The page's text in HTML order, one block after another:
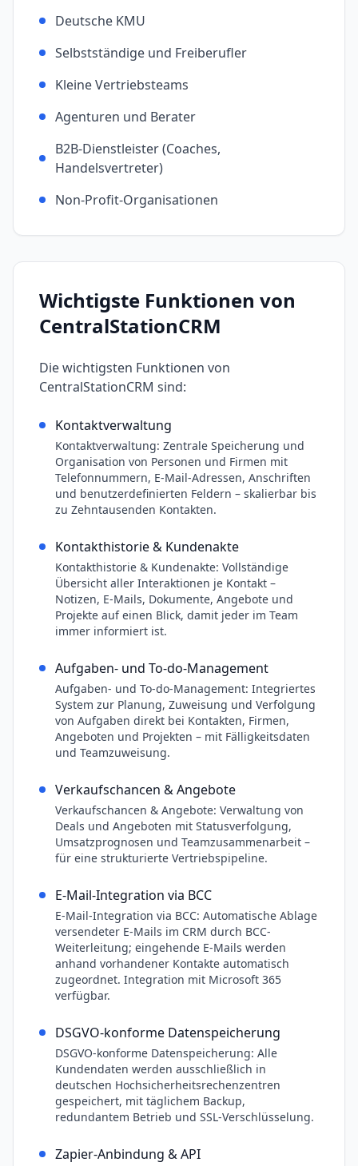
Deutsche KMU
Selbstständige und Freiberufler
Kleine Vertriebsteams
Agenturen und Berater
B2B-Dienstleister (Coaches,
Handelsvertreter)
Non-Profit-Organisationen
Wichtigste Funktionen von
CentralStationCRM
Die wichtigsten Funktionen von
CentralStationCRM sind:
Kontaktverwaltung
Kontaktverwaltung: Zentrale Speicherung und
Organisation von Personen und Firmen mit
Telefonnummern, E-Mail-Adressen, Anschriften
und benutzerdefinierten Feldern – skalierbar bis
zu Zehntausenden Kontakten.
Kontakthistorie & Kundenakte
Kontakthistorie & Kundenakte: Vollständige
Übersicht aller Interaktionen je Kontakt –
Notizen, E-Mails, Dokumente, Angebote und
Projekte auf einen Blick, damit jeder im Team
immer informiert ist.
Aufgaben- und To-do-Management
Aufgaben- und To-do-Management: Integriertes
System zur Planung, Zuweisung und Verfolgung
von Aufgaben direkt bei Kontakten, Firmen,
Angeboten und Projekten – mit Fälligkeitsdaten
und Teamzuweisung.
Verkaufschancen & Angebote
Verkaufschancen & Angebote: Verwaltung von
Deals und Angeboten mit Statusverfolgung,
Umsatzprognosen und Teamzusammenarbeit –
für eine strukturierte Vertriebspipeline.
E-Mail-Integration via BCC
E-Mail-Integration via BCC: Automatische Ablage
versendeter E-Mails im CRM durch BCC-
Weiterleitung; eingehende E-Mails werden
anhand vorhandener Kontakte automatisch
zugeordnet. Integration mit Microsoft 365
verfügbar.
DSGVO-konforme Datenspeicherung
DSGVO-konforme Datenspeicherung: Alle
Kundendaten werden ausschließlich in
deutschen Hochsicherheitsrechenzentren
gespeichert, mit täglichem Backup,
redundantem Betrieb und SSL-Verschlüsselung.
Zapier-Anbindung & API